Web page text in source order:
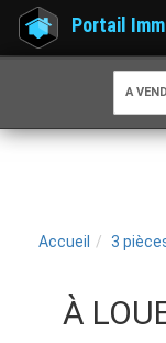
Portail
A
Accueil 3
À